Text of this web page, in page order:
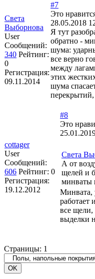
Света
Выборнова
User
Сообщений:
340 Рейтинг:
0
Регистрация:
09.11.2014
#7
Это
28.05.2018
Я тут
обратно -
шума:
все верно
между
этих
шума
перекрытий,
cottager
User
Сообщений:
606 Рейтинг: 0
Регистрация:
19.12.2012
#8
Это
Света
А от
щелей и
минваты
Минвата,
работает
все щели,
выделки
Страницы: 1